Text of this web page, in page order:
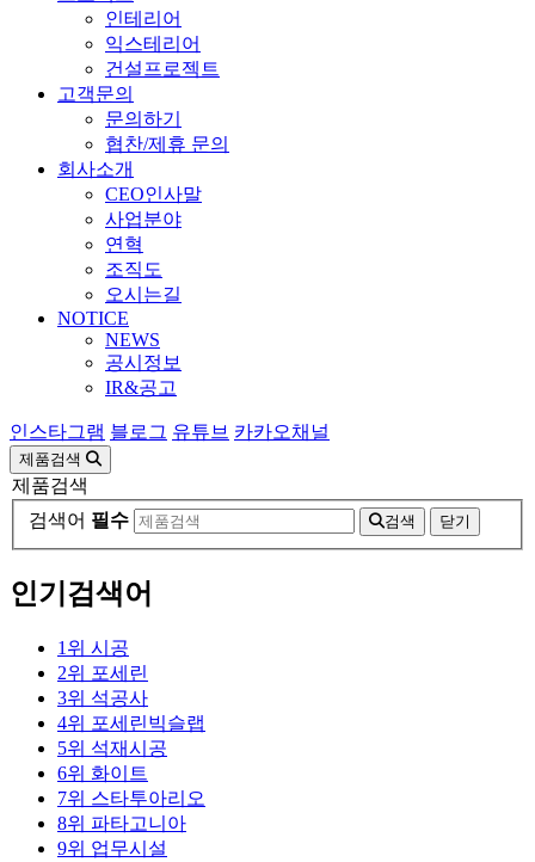
인테리어
익스테리어
건설프로젝트
고객문의
문의하기
협찬/제휴 문의
회사소개
CEO인사말
사업분야
연혁
조직도
오시는길
NOTICE
NEWS
공시정보
IR&공고
인스타그램 블로그 유튜브 카카오채널
제품검색
제품검색
검색어 필수 검색 닫기
인기검색어
1 위 시공
2위 포세린
3위 석공사
4위 포세린빅슬랩
5위 석재시공
6위 화이트
7위 스타투아리오
8위 파타고니아
9위 업무시설